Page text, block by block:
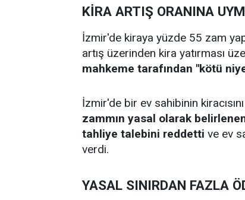
KİRA ARTIŞ ORANINA
İzmir'de kiraya yüzde 55 zam
artış üzerinden kira yatırması
mahkeme tarafından "kötü
İzmir'de bir ev sahibinin
zammın yasal olarak
tahliye talebini reddetti ve ev
verdi.
YASAL SINIRDAN FAZLA